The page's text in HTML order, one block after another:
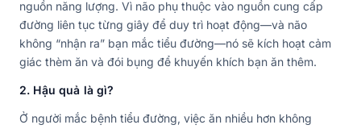
nguồn năng lượng. Vì não phụ thuộc vào nguồn cung cấp
đường liên tục từng giây để duy trì hoạt động—và não
không “nhận ra” bạn mắc tiểu đường—nó sẽ kích hoạt cảm
giác thèm ăn và đói bụng để khuyến khích bạn ăn thêm.
2. Hậu quả là gì?
Ở người mắc bệnh tiểu đường, việc ăn nhiều hơn không